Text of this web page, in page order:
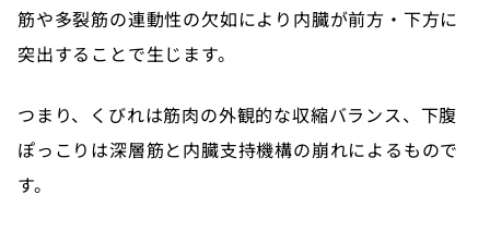
筋や多裂筋の連動性の欠如により内臓が前方・下方に
突出することで生じます。
つまり、くびれは筋肉の外観的な収縮バランス、下腹
ぽっこりは深層筋と内臓支持機構の崩れによるもので
す。